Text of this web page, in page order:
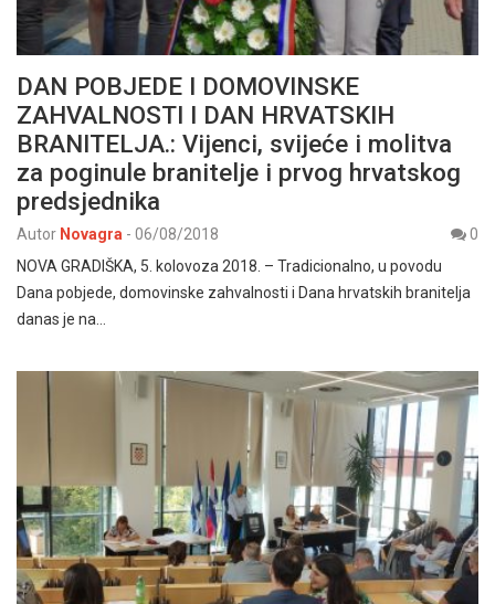
DAN POBJEDE I DOMOVINSKE
ZAHVALNOSTI I DAN HRVATSKIH
BRANITELJA.: Vijenci, svijeće i molitva
za poginule branitelje i prvog hrvatskog
predsjednika
Autor Novagra - 06/08/2018
0
NOVA GRADIŠKA, 5. kolovoza 2018. – Tradicionalno, u povodu
Dana pobjede, domovinske zahvalnosti i Dana hrvatskih branitelja
danas je na…